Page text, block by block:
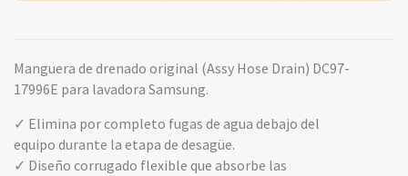
Manguera de drenado original (Assy Hose Drain) DC97-
17996E para lavadora Samsung.
✓ Elimina por completo fugas de agua debajo del
equipo durante la etapa de desagüe.
✓ Diseño corrugado flexible que absorbe las